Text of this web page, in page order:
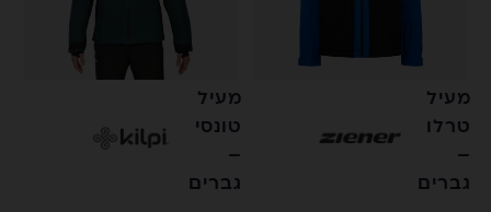
מעיל
טרלו
–
גברים
מעיל
טונסי
–
גברים